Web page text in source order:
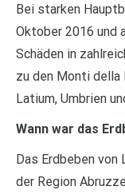
Bei starken
Oktober 2016 und
Schäden in
zu den Monti della
Latium, Umbrien
Wann war das
Das Erdbeben von
der Region